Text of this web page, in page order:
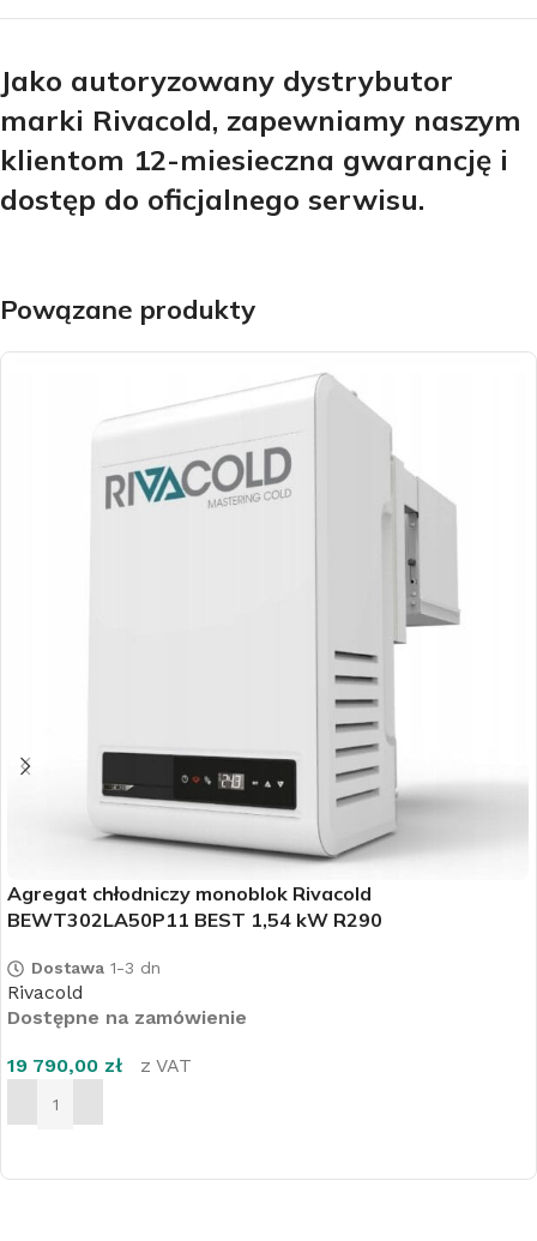
Jako autoryzowany dystrybutor
marki Rivacold, zapewniamy naszym
klientom 12-miesieczna gwarancję i
dostęp do oficjalnego serwisu.
Powązane produkty
Agregat chłodniczy monoblok Rivacold
BEWT302LA50P11 BEST 1,54 kW R290
Dostawa 1-3 dn
Rivacold
Dostępne na zamówienie
19 790,00 zł z VAT
DODAJ DO KOSZYKA